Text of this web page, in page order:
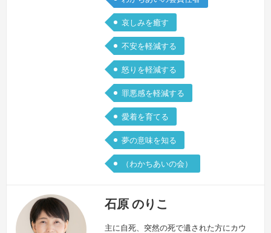
哀しみを癒す
不安を軽減する
怒りを軽減する
罪悪感を軽減する
愛着を育てる
夢の意味を知る
（わかちあいの会）
石原 のりこ
主に自死、突然の死で遺された方にカウ